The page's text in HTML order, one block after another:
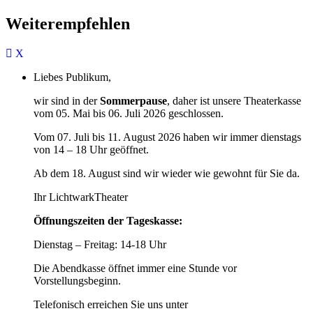
Weiterempfehlen
Liebes Publikum,
wir sind in derSommerpause, daher ist unsere Theaterkasse
vom 05. Mai bis 06. Juli 2026 geschlossen.
Vom 07. Juli bis 11. August 2026 haben wir immer dienstags
von 14 – 18 Uhr geöffnet.
Ab dem 18. August sind wir wieder wie gewohnt für Sie da.
Ihr LichtwarkTheater
Öffnungszeiten der Tageskasse:
Dienstag – Freitag: 14-18 Uhr
Die Abendkasse öffnet immer eine Stunde vor
Vorstellungsbeginn.
Telefonisch erreichen Sie uns unter